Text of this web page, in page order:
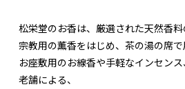
松栄堂のお香は、厳選された天然香料
宗教用の薫香をはじめ、茶の湯の席で
お座敷用のお線香や手軽なインセン
老舗による、